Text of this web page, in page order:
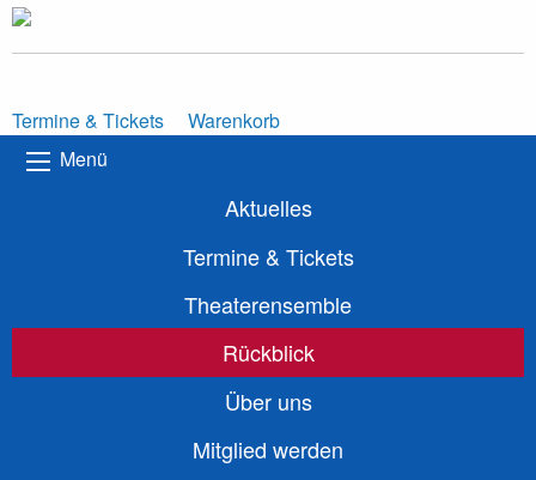
Termine & Tickets
Warenkorb
Menü
Aktuelles
Termine & Tickets
Theaterensemble
Rückblick
Über uns
Mitglied werden